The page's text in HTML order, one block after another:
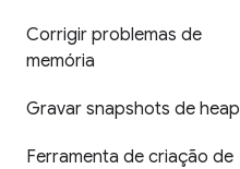
Corrigir problemas de
memória
Gravar snapshots de heap
Ferramenta de criação de